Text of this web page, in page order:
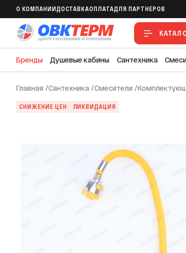
O КОМПАНИИ ДОСТАВКАОПЛАТАДЛЯ ПАРТНЕРОВ
Бренды Душевые кабины Сантехника
Главная /Сантехника /Смесители /
СНИЖЕНИЕ ЦЕН ЛИКВИДАЦИЯ
Излив силиконовый ZERIX
В ИЗБРАННОЕ В СРАВНЕНИЕ В